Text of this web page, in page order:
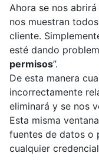
Ahora se nos
nos muestran
cliente.
esté dando
permisos”.
De esta manera
incorrectamente
eliminará y se nos
Esta misma
fuentes de datos o
cualquier